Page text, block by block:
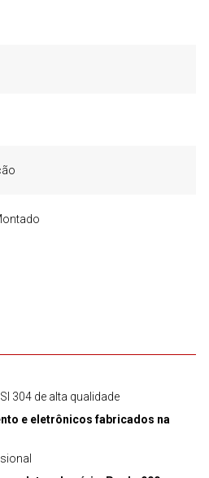
304 de alta qualidade
e eletrônicos fabricados na